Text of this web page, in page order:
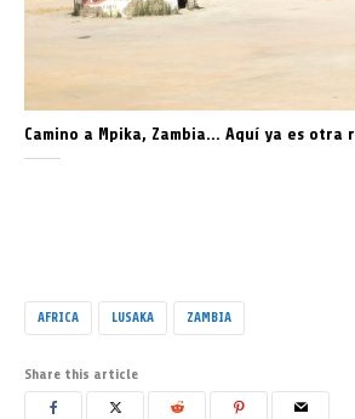
Camino a Mpika, Zambia… Aquí ya es otra
AFRICA LUSAKA ZAMBIA
Share this article